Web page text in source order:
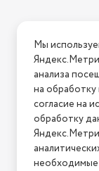
2026 ©
Мы
анализа
на
согласие на
обработку